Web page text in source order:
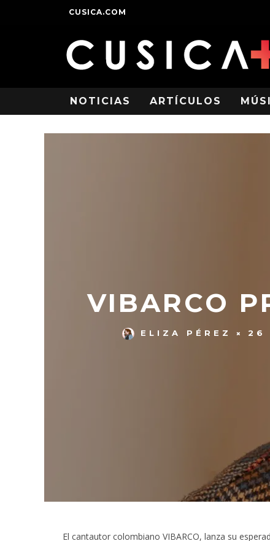
CUSICA.COM
NOTICIAS ARTÍCULOS
VIBARCO
ELIZA PÉREZ 26
El cantautor colombiano VIBARCO, lanza su